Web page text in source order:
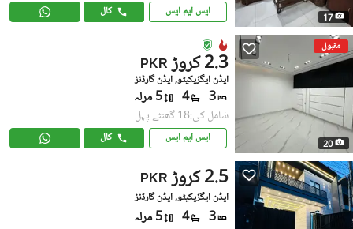
17 ایس ایم ایس کال
مقبول
20
PKR 2.3 کروڑ
ایڈن ایگزیکیٹو, ایڈن گارڈنز
3
4 5 مرلہ
شامل کی:18 گھنٹے پہل
ایس ایم ایس کال
PKR 2.5 کروڑ
ایڈن ایگزیکیٹو, ایڈن گارڈنز
3
4 5 مرلہ